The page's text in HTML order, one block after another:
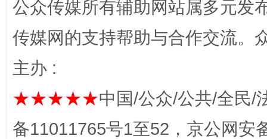
公众传媒所有辅助网站属多元发
传媒网的支持帮助与合作交流。
主办 :
★★★★★中国/公众/公共/全民/
备11011765号1至52，京公网安